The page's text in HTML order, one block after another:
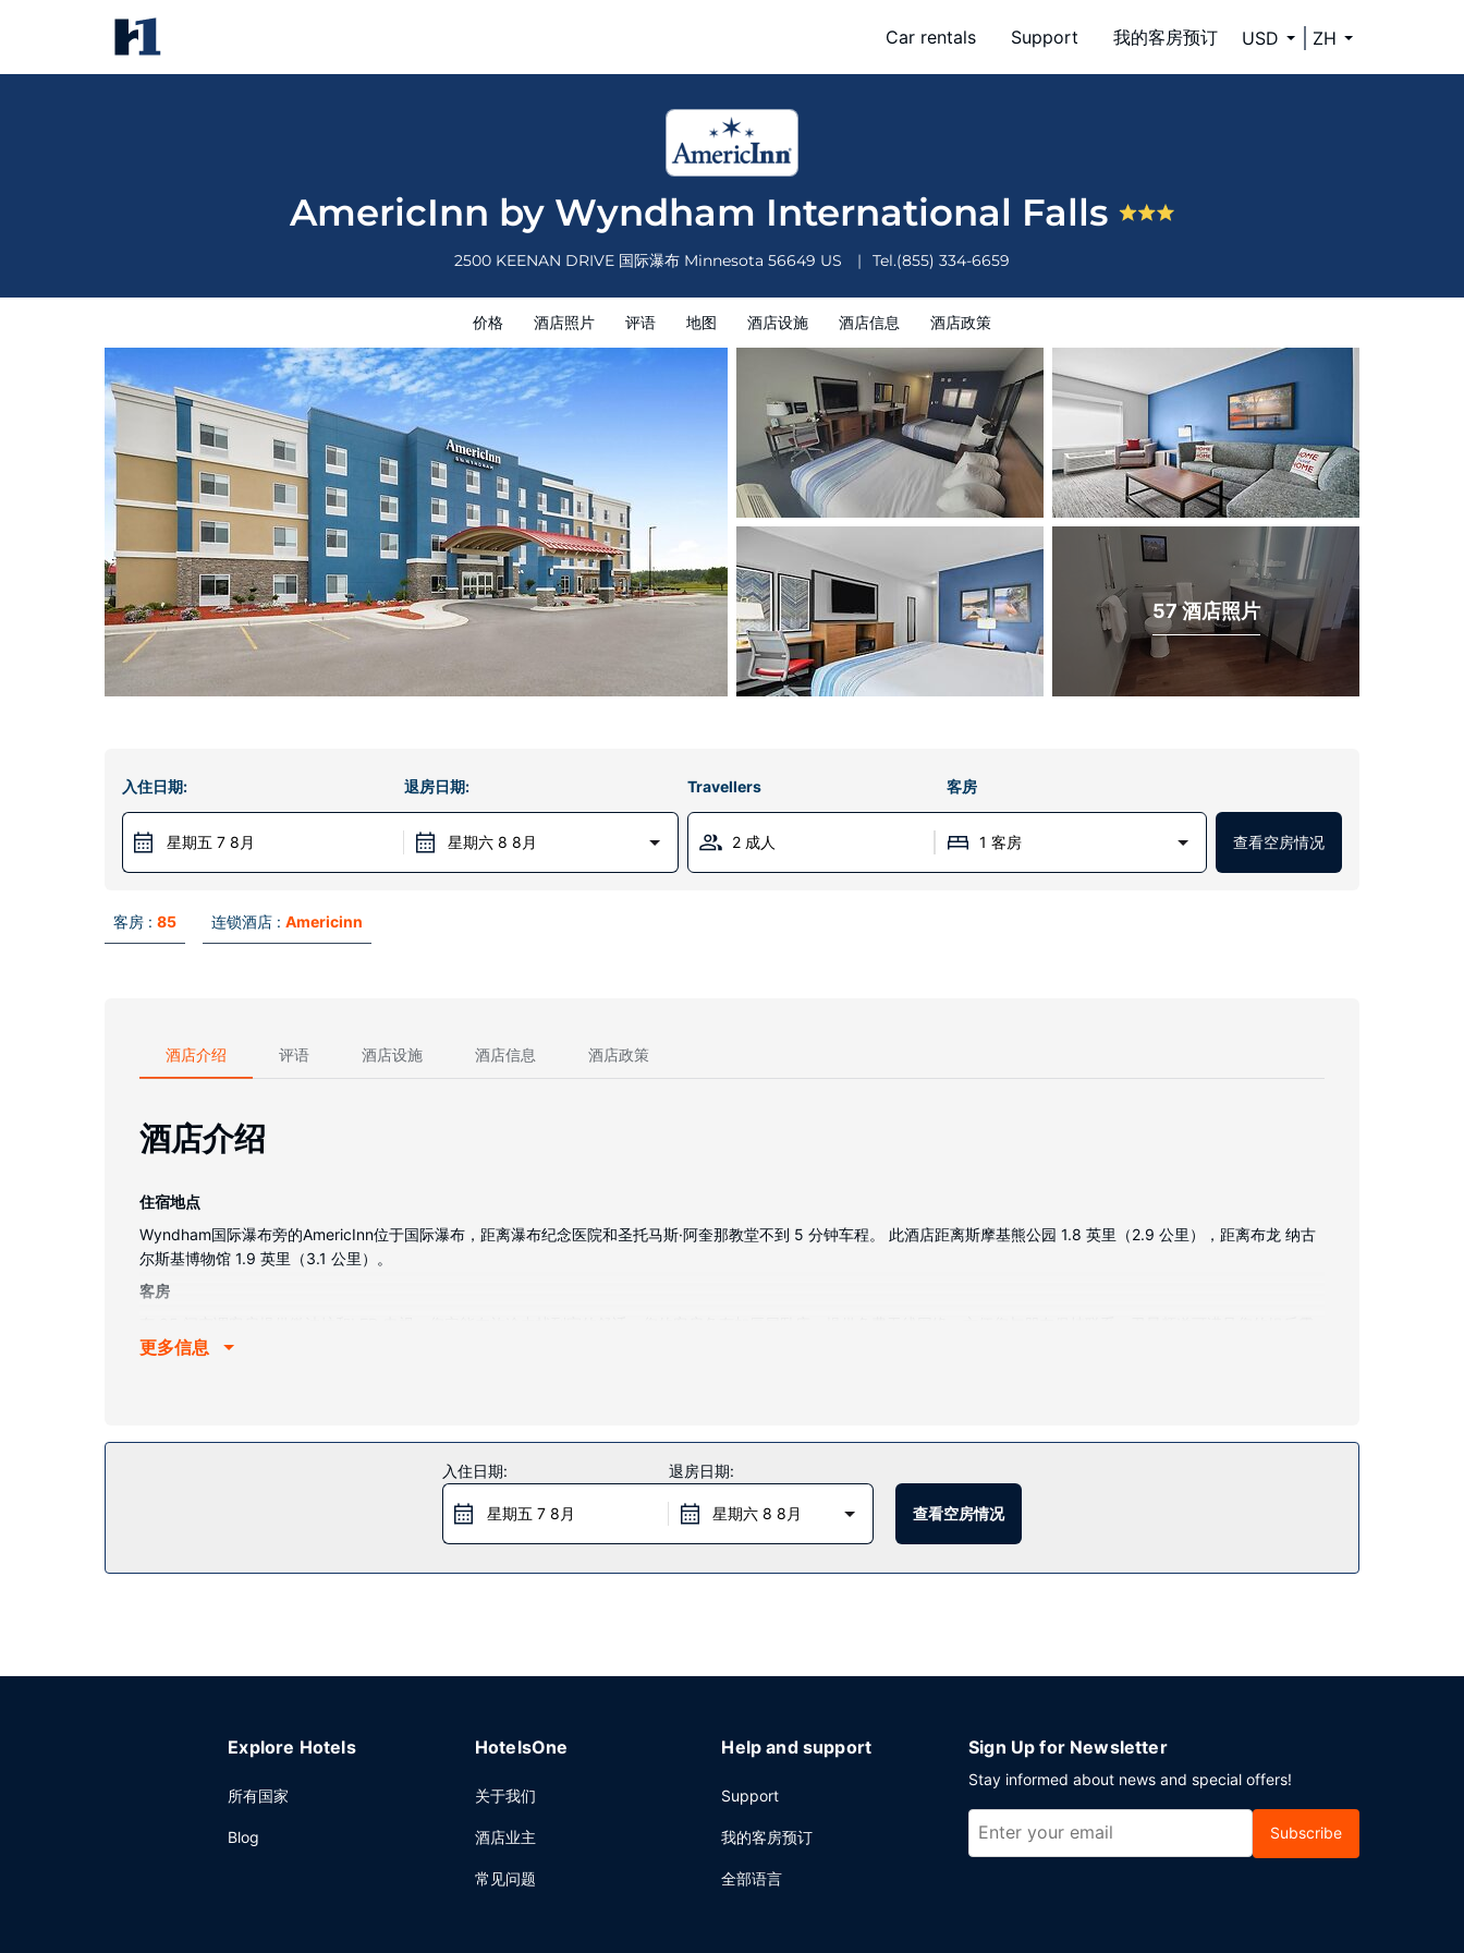
Car rentals Support 我的客房预订 USD ZH
AmericInn by Wyndham International Falls
2500 KEENAN DRIVE 国际瀑布 Minnesota 56649 US Tel.(855) 334-6659
价格 酒店照片 评语 地图 酒店设施 酒店信息 酒店政策
57 酒店照片
入住日期:
星期五 7 8月
退房日期:
星期六 8 8月
Travellers 客房
2 成人 1 客房 查看空房情况
客房 : 85 连锁酒店 : Americinn
酒店介绍 评语 酒店设施 酒店信息 酒店政策
酒店介绍
住宿地点
Wyndham国际瀑布旁的AmericInn位于国际瀑布，距离瀑布纪念医院和圣托马斯·阿奎那教堂不到 5 分钟车程。 此酒店距离斯摩基熊公园 1.8 英里（2.9 公里），距离布龙 纳古
尔斯基博物馆 1.9 英里（3.1 公里）。
客房
求。私人浴室提供名牌洗护用品和吹风机。
餐厅
您可以到服务Wyndham国际瀑布旁的AmericInn住客的杂货店/便利店随便找点吃的。特定日期举行免费招待会，您可以借此结识其他住客。在忙碌的一天后，不妨去酒吧/酒廊
轻松一下。每日 06:00 至 10:00 提供免费的自助早餐。
更多信息
入住日期:
星期五 7 8月
退房日期:
星期六 8 8月 查看空房情况
Explore Hotels
所有国家
Blog
HotelsOne
关于我们
酒店业主
常见问题
Help and support
Support
我的客房预订
全部语言
Sign Up for Newsletter
Stay informed about news and special offers!
Subscribe